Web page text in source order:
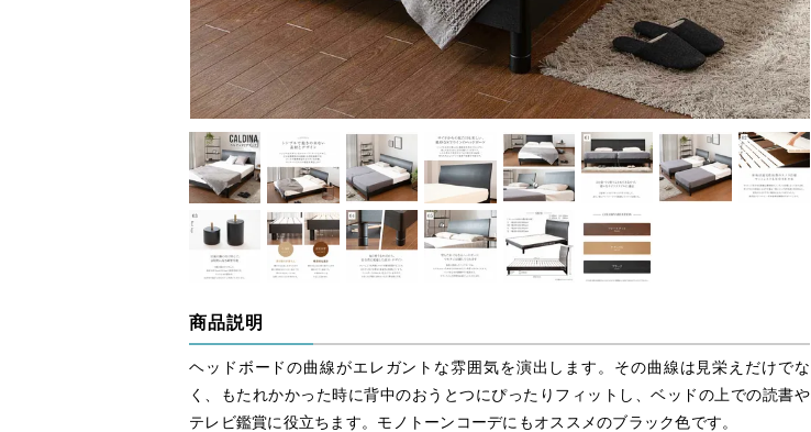
商品説明
ヘッドボードの曲線がエレガントな雰囲気を演出します。その曲線は見栄えだけでな
く、もたれかかった時に背中のおうとつにぴったりフィットし、ベッドの上での読書や
テレビ鑑賞に役立ちます。モノトーンコーデにもオススメのブラック色です。